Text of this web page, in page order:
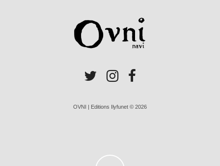
OVNI | Editions Ilyfunet © 2026